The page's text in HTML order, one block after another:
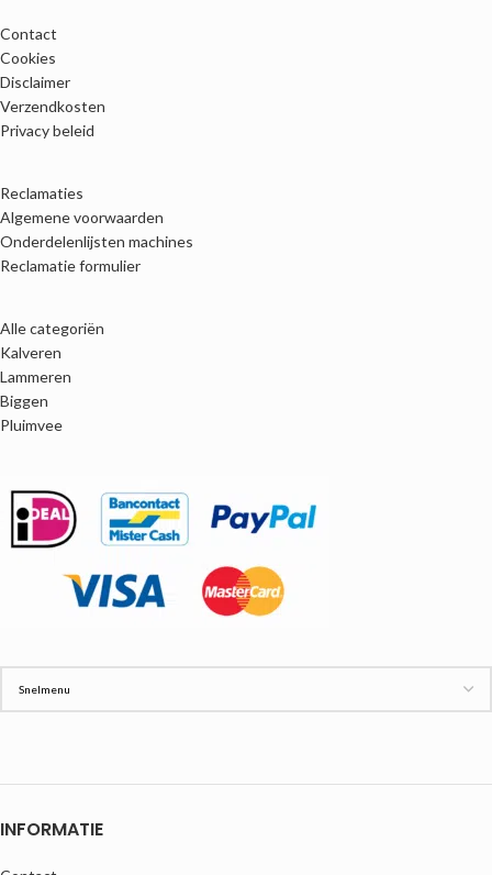
Contact
Cookies
Disclaimer
Verzendkosten
Privacy beleid
Reclamaties
Algemene voorwaarden
Onderdelenlijsten machines
Reclamatie formulier
Alle categoriën
Kalveren
Lammeren
Biggen
Pluimvee
INFORMATIE